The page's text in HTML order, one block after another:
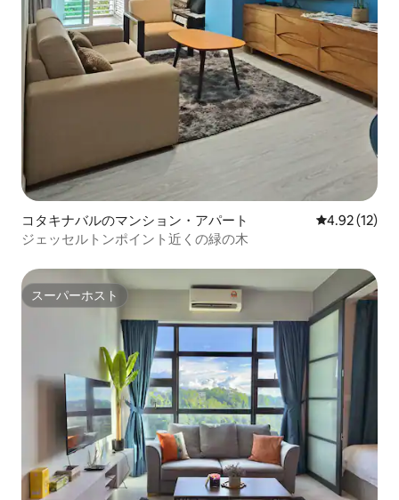
コタキナバルのマンション・アパート レビュー12
4.92 (12)
ジェッセルトンポイント近くの緑の木
スーパーホスト
スーパーホスト